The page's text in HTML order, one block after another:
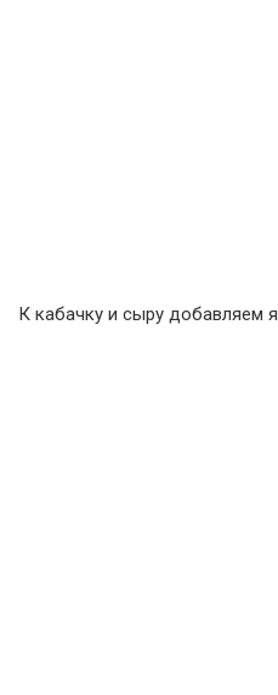
К кабачку и сыру добавляем